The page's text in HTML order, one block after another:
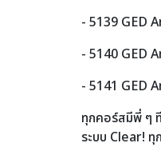
- 5139 GED
- 5140 GED
- 5141 GED
ทุกคอร์สมีพี่ ๆ
ระบบ Clear!